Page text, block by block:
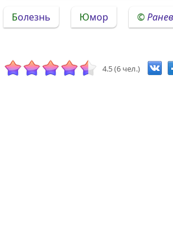
Болезнь Юмор
4.5 (6 чел.)